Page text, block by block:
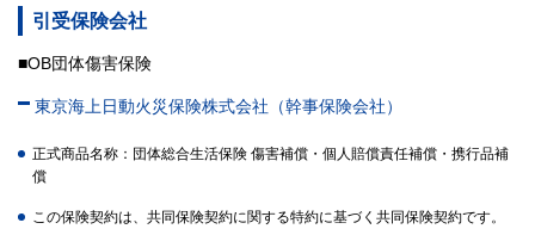
引受保険会社
■OB団体傷害保険
東京海上日動火災保険株式会社（幹事保険会社）
正式商品名称：団体総合生活保険 傷害補償・個人賠償責任補償・携行品補
償
この保険契約は、共同保険契約に関する特約に基づく共同保険契約です。